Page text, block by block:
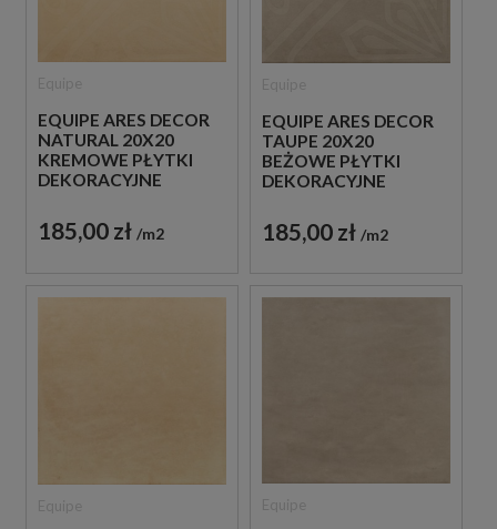
EQUIPE ARES DECOR
NATURAL 20X20
KREMOWE PŁYTKI
DEKORACYJNE
185,00 zł m2
EQUIPE ARES DECOR
TAUPE 20X20
BEŻOWE PŁYTKI
DEKORACYJNE
185,00 zł m2